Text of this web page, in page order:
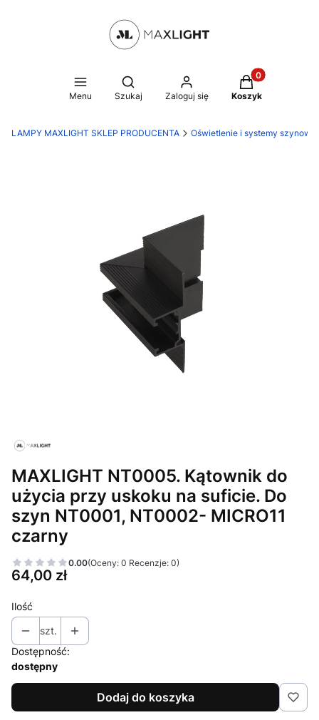
Menu
Otwórz wyszukiwarkę
Szukaj Zaloguj się
Produkty w
Koszyk
LAMPY MAXLIGHT SKLEP PRODUCENTA Oświetlenie i systemy szynowe
MAXLIGHT NT0005. Kątownik do
użycia przy uskoku na suficie. Do
szyn NT0001, NT0002- MICRO11
czarny
0.00(Oceny: 0 Recenzje: 0)
Cena
64,00 zł
Ilość
szt.
Dostępność:
dostępny
Dodaj do koszyka